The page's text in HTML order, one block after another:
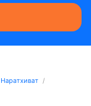
Наратхиват